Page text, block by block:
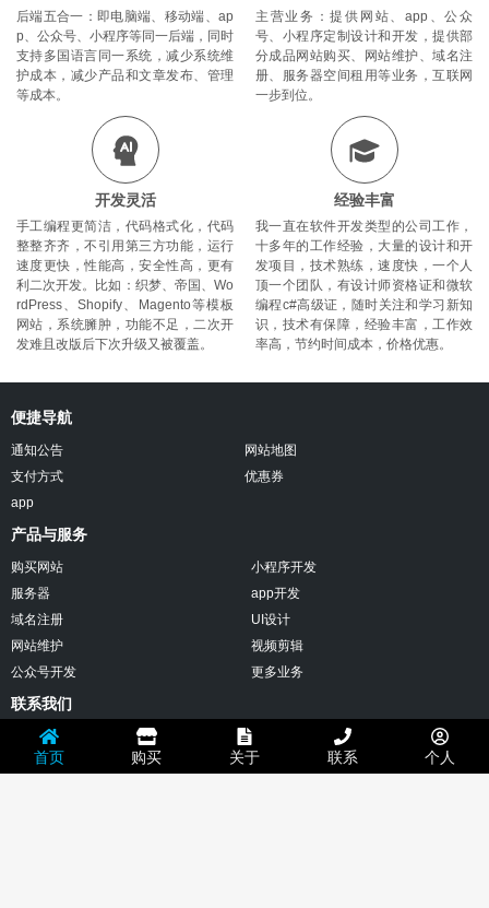
后端五合一：即电脑端、移动端、ap
p、公众号、小程序等同一后端，同时
支持多国语言同一系统，减少系统维
护成本，减少产品和文章发布、管理
等成本。
主营业务：提供网站、app、公众
号、小程序定制设计和开发，提供部
分成品网站购买、网站维护、域名注
册、服务器空间租用等业务，互联网
一步到位。
开发灵活
手工编程更简洁，代码格式化，代码
整整齐齐，不引用第三方功能，运行
速度更快，性能高，安全性高，更有
利二次开发。比如：织梦、帝国、Wo
rdPress、Shopify、Magento等模板
网站，系统臃肿，功能不足，二次开
发难且改版后下次升级又被覆盖。
经验丰富
我一直在软件开发类型的公司工作，
十多年的工作经验，大量的设计和开
发项目，技术熟练，速度快，一个人
顶一个团队，有设计师资格证和微软
编程c#高级证，随时关注和学习新知
识，技术有保障，经验丰富，工作效
率高，节约时间成本，价格优惠。
计
站
建
网
设
计
网
制
作
网
站
便捷导航
通知公告
网站地图
支付方式
优惠券
app
产品与服务
购买网站
服务器
域名注册
网站维护
公众号开发
小程序开发
app开发
UI设计
视频剪辑
更多业务
联系我们
微信：muxinsys
邮箱：632035276@qq.com
首页 购买 关于 联系 个人